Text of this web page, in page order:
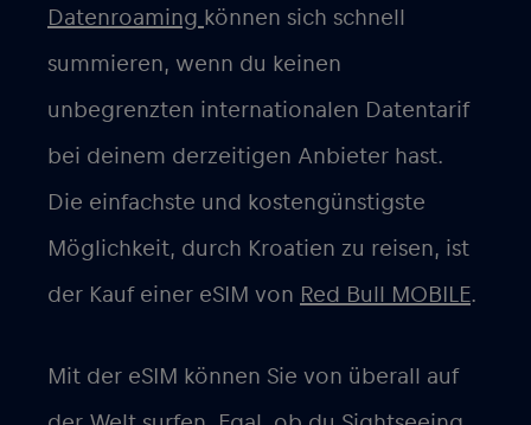
Datenroaming können sich schnell
summieren, wenn du keinen
unbegrenzten internationalen Datentarif
bei deinem derzeitigen Anbieter hast.
Die einfachste und kostengünstigste
Möglichkeit, durch Kroatien zu reisen, ist
der Kauf einer eSIM von Red Bull MOBILE.
Mit der eSIM können Sie von überall auf